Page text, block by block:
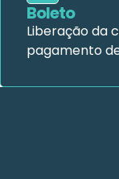
Boleto
Liberação da
pagamento